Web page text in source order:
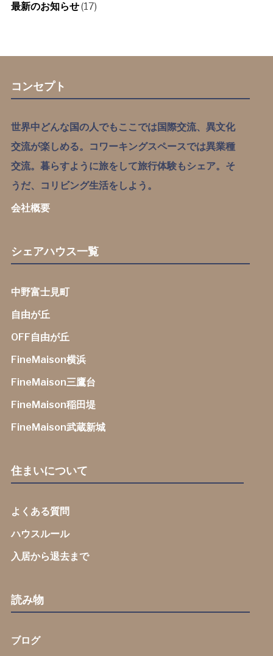
最新のお知らせ(17)
コンセプト
世界中どんな国の人でもここでは国際交流、異文化
交流が楽しめる。コワーキングスペースでは異業種
交流。暮らすように旅をして旅行体験もシェア。そ
うだ、コリビング生活をしよう。
会社概要
シェアハウス一覧
中野富士見町
自由が丘
OFF自由が丘
FineMaison横浜
FineMaison三鷹台
FineMaison稲田堤
FineMaison武蔵新城
住まいについて
よくある質問
ハウスルール
入居から退去まで
読み物
ブログ